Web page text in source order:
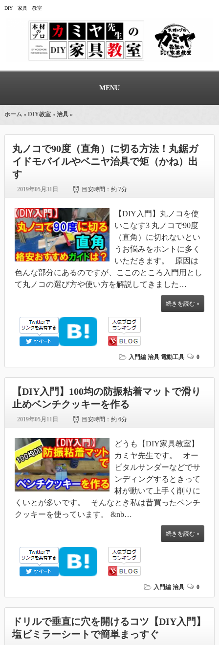
DIY 家具 教室
MENU
ホーム » DIY教室» 治具»
丸ノコで90度（直角）に切る方法！丸鋸ガ
イドモバイルやベニヤ治具で矩（かね）出
す
2019年05月31日 目安時間：約 7分
【DIY入門】丸ノコを使
いこなす3 丸ノコで90度
（直角）に切れないとい
うお悩みをホントに多く
いただきます。 原因は
色んな部分にあるのですが、ここのところ入門用とし
て丸ノコの選び方や使い方を解説してきました…
続きを読む »
入門編 治具 電動工具 0
【DIY入門】100均の防振粘着マットで滑り
止めベンチクッキーを作る
2019年05月11日 目安時間：約 6分
どうも【DIY家具教室】
カミヤ先生です。 オー
ビタルサンダーなどでサ
ンディングするときって
材が動いて上手く削りに
くいとが多いです。 そんなとき私は昔買ったベンチ
クッキーを使っています。 &nb…
続きを読む »
入門編 治具 0
ドリルで垂直に穴を開けるコツ【DIY入門】
塩ビミラーシートで簡単まっすぐ